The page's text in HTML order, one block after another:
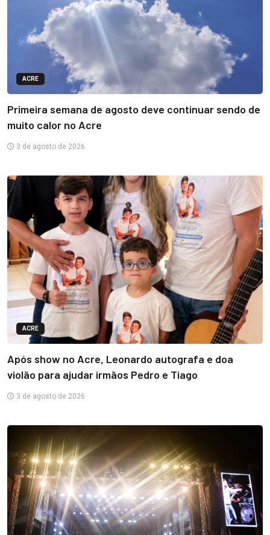
ACRE
Primeira semana de agosto deve continuar sendo de
muito calor no Acre
3 de agosto de 2026
ACRE
Após show no Acre, Leonardo autografa e doa
violão para ajudar irmãos Pedro e Tiago
3 de agosto de 2026